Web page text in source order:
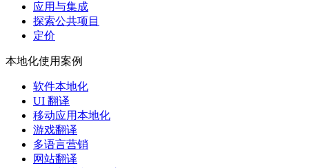
应用与集成
探索公共项目
定价
本地化使用案例
软件本地化
UI 翻译
移动应用本地化
游戏翻译
多语言营销
网站翻译